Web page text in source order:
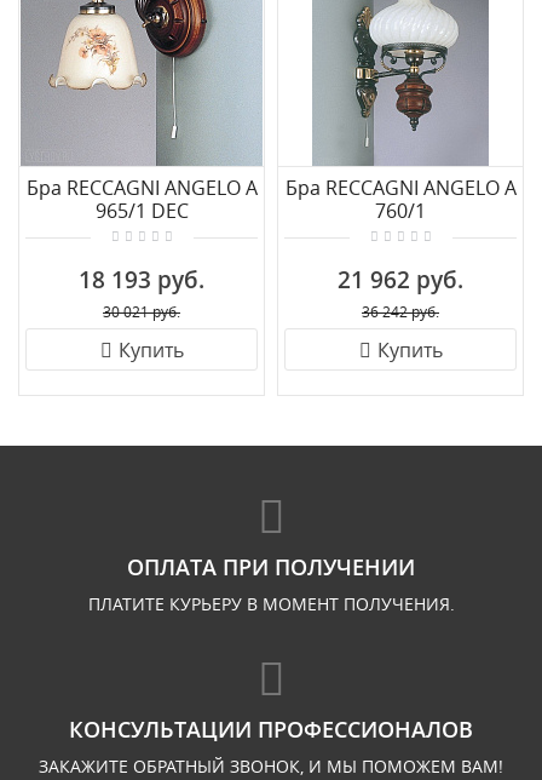
Бра RECCAGNI ANGELO A
965/1 DEC
18 193 руб.
30 021 руб.
Купить
Бра RECCAGNI ANGELO A
760/1
21 962 руб.
36 242 руб.
Купить
ОПЛАТА ПРИ ПОЛУЧЕНИИ
ПЛАТИТЕ КУРЬЕРУ В МОМЕНТ ПОЛУЧЕНИЯ.
КОНСУЛЬТАЦИИ ПРОФЕССИОНАЛОВ
ЗАКАЖИТЕ ОБРАТНЫЙ ЗВОНОК, И МЫ ПОМОЖЕМ ВАМ!